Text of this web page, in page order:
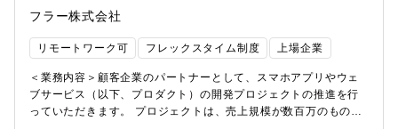
フラー株式会社
リモートワーク可 フレックスタイム制度 上場企業
＜業務内容＞顧客企業のパートナーとして、スマホアプリやウェ
ブサービス（以下、プロダクト）の開発プロジェクトの推進を行
っていただきます。 プロジェクトは、売上規模が数百万のものか